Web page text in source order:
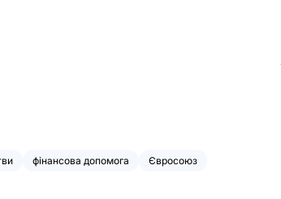
фінансова допомога
Євросоюз